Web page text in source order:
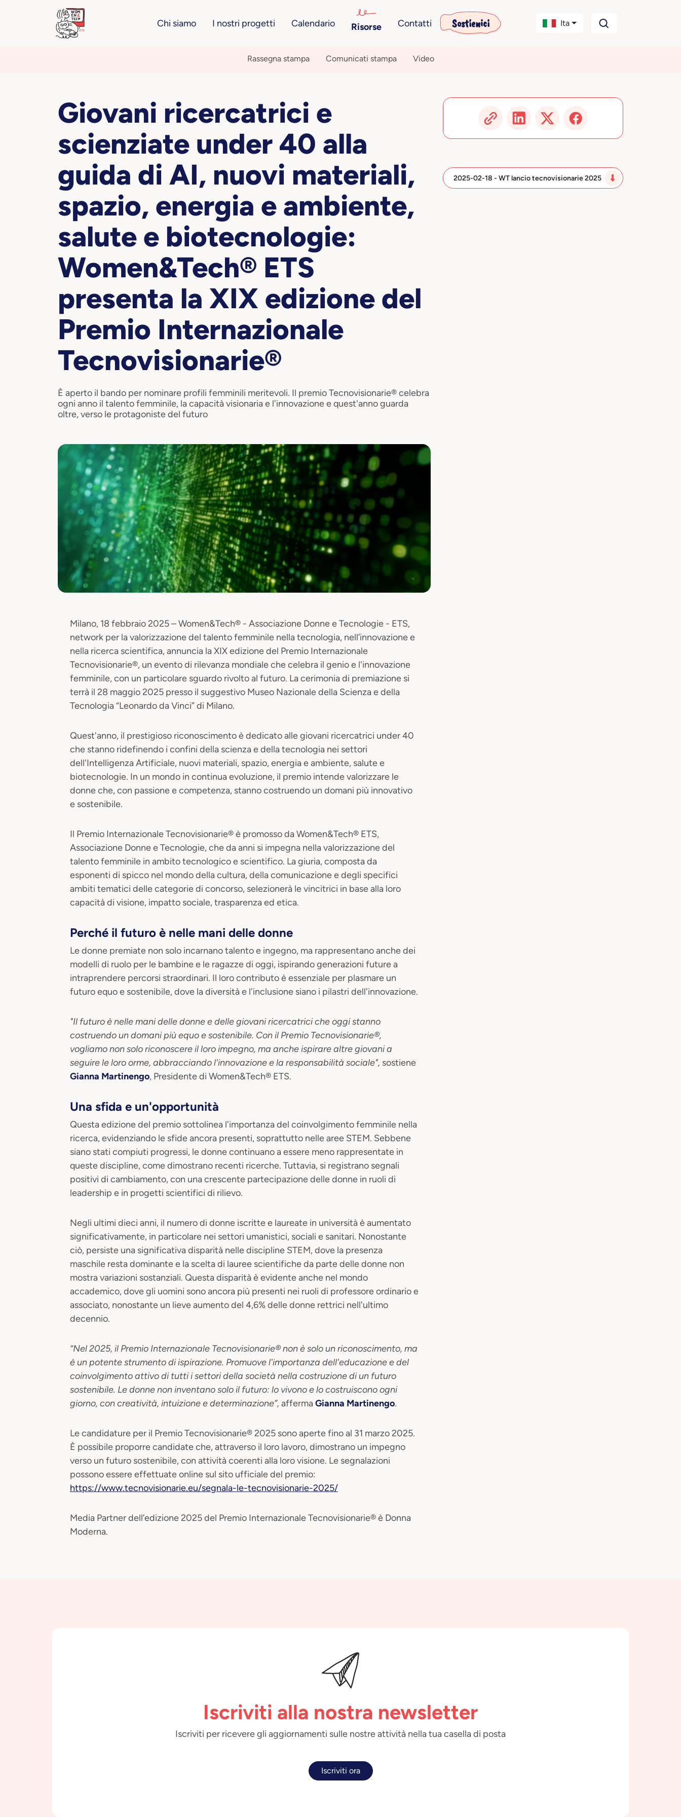
Chi siamo I nostri progetti Calendario Risorse Contatti Sostienici Ita
Rassegna stampa Comunicati stampa Video
2025-02-18 - WT lancio tecnovisionarie 2025
Giovani ricercatrici e
scienziate under 40 alla
guida di AI, nuovi materiali,
spazio, energia e ambiente,
salute e biotecnologie:
Women&Tech® ETS
presenta la XIX edizione del
Premio Internazionale
Tecnovisionarie®
È aperto il bando per nominare profili femminili meritevoli. Il premio Tecnovisionarie® celebra
ogni anno il talento femminile, la capacità visionaria e l'innovazione e quest'anno guarda
oltre, verso le protagoniste del futuro
Milano, 18 febbraio 2025 – Women&Tech® - Associazione Donne e Tecnologie - ETS,
network per la valorizzazione del talento femminile nella tecnologia, nell’innovazione e
nella ricerca scientifica, annuncia la XIX edizione del Premio Internazionale
Tecnovisionarie®, un evento di rilevanza mondiale che celebra il genio e l'innovazione
femminile, con un particolare sguardo rivolto al futuro. La cerimonia di premiazione si
terrà il 28 maggio 2025 presso il suggestivo Museo Nazionale della Scienza e della
Tecnologia “Leonardo da Vinci” di Milano.
Quest'anno, il prestigioso riconoscimento è dedicato alle giovani ricercatrici under 40
che stanno ridefinendo i confini della scienza e della tecnologia nei settori
dell'Intelligenza Artificiale, nuovi materiali, spazio, energia e ambiente, salute e
biotecnologie. In un mondo in continua evoluzione, il premio intende valorizzare le
donne che, con passione e competenza, stanno costruendo un domani più innovativo
e sostenibile.
Il Premio Internazionale Tecnovisionarie® è promosso da Women&Tech® ETS,
Associazione Donne e Tecnologie, che da anni si impegna nella valorizzazione del
talento femminile in ambito tecnologico e scientifico. La giuria, composta da
esponenti di spicco nel mondo della cultura, della comunicazione e degli specifici
ambiti tematici delle categorie di concorso, selezionerà le vincitrici in base alla loro
capacità di visione, impatto sociale, trasparenza ed etica.
Perché il futuro è nelle mani delle donne
Le donne premiate non solo incarnano talento e ingegno, ma rappresentano anche dei
modelli di ruolo per le bambine e le ragazze di oggi, ispirando generazioni future a
intraprendere percorsi straordinari. Il loro contributo è essenziale per plasmare un
futuro equo e sostenibile, dove la diversità e l'inclusione siano i pilastri dell'innovazione.
"Il futuro è nelle mani delle donne e delle giovani ricercatrici che oggi stanno
costruendo un domani più equo e sostenibile. Con il Premio Tecnovisionarie®,
vogliamo non solo riconoscere il loro impegno, ma anche ispirare altre giovani a
seguire le loro orme, abbracciando l'innovazione e la responsabilità sociale", sostiene
Gianna Martinengo, Presidente di Women&Tech® ETS.
Una sfida e un'opportunità
Questa edizione del premio sottolinea l'importanza del coinvolgimento femminile nella
ricerca, evidenziando le sfide ancora presenti, soprattutto nelle aree STEM. Sebbene
siano stati compiuti progressi, le donne continuano a essere meno rappresentate in
queste discipline, come dimostrano recenti ricerche. Tuttavia, si registrano segnali
positivi di cambiamento, con una crescente partecipazione delle donne in ruoli di
leadership e in progetti scientifici di rilievo.
Negli ultimi dieci anni, il numero di donne iscritte e laureate in università è aumentato
significativamente, in particolare nei settori umanistici, sociali e sanitari. Nonostante
ciò, persiste una significativa disparità nelle discipline STEM, dove la presenza
maschile resta dominante e la scelta di lauree scientifiche da parte delle donne non
mostra variazioni sostanziali. Questa disparità è evidente anche nel mondo
accademico, dove gli uomini sono ancora più presenti nei ruoli di professore ordinario e
associato, nonostante un lieve aumento del 4,6% delle donne rettrici nell'ultimo
decennio.
“Nel 2025, il Premio Internazionale Tecnovisionarie® non è solo un riconoscimento, ma
è un potente strumento di ispirazione. Promuove l'importanza dell'educazione e del
coinvolgimento attivo di tutti i settori della società nella costruzione di un futuro
sostenibile. Le donne non inventano solo il futuro: lo vivono e lo costruiscono ogni
giorno, con creatività, intuizione e determinazione”, affermaGianna Martinengo.
Le candidature per il Premio Tecnovisionarie® 2025 sono aperte fino al 31 marzo 2025.
È possibile proporre candidate che, attraverso il loro lavoro, dimostrano un impegno
verso un futuro sostenibile, con attività coerenti alla loro visione. Le segnalazioni
possono essere effettuate online sul sito ufficiale del premio:
https://www.tecnovisionarie.eu/segnala-le-tecnovisionarie-2025/
Media Partner dell’edizione 2025 del Premio Internazionale Tecnovisionarie® è Donna
Moderna.
Iscriviti alla nostra newsletter
Iscriviti per ricevere gli aggiornamenti sulle nostre attività nella tua casella di posta
Iscriviti ora